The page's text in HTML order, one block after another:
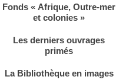
Fonds « Afrique, Outre-mer
et colonies »
Les derniers ouvrages
primés
La Bibliothèque en images